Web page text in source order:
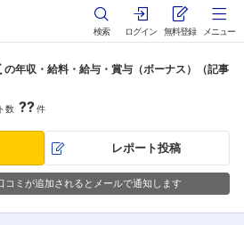
検索 ログイン 無料登録 メニュー
の年収・給料・給与・賞与（ボーナス）（記事
数 ??件
レポート投稿
コミが追加されるとメールで通知します